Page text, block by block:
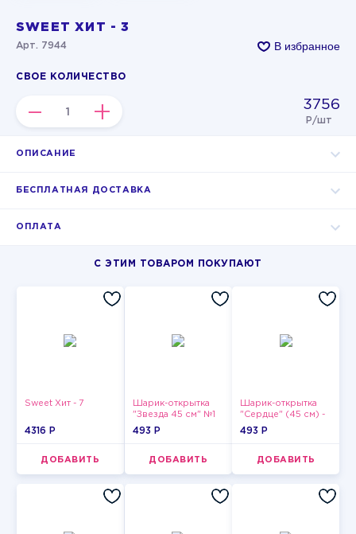
SWEET ХИТ - 3
Арт. 7944 В избранное
СВОЕ КОЛИЧЕСТВО
– + 3756
Р/шт
ОПИСАНИЕ
БЕСПЛАТНАЯ ДОСТАВКА
ОПЛАТА
С ЭТИМ ТОВАРОМ ПОКУПАЮТ
Sweet Хит - 7
4316 P
ДОБАВИТЬ
Шарик-открытка
"Звезда 45 см" №1
493 P
ДОБАВИТЬ
Шарик-открытка
"Сердце" (45 см) -
2
493 P
ДОБАВИТЬ